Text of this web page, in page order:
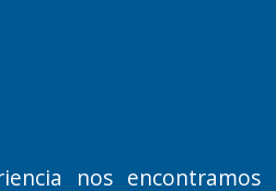
Domicilio Legal: José
nos